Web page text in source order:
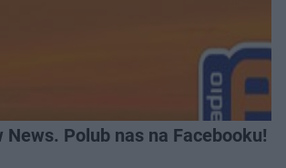
News. Polub nas na Facebooku!